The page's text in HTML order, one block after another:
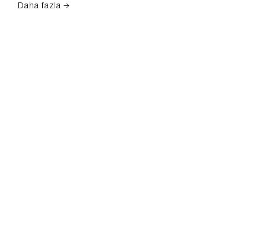
Daha fazla →